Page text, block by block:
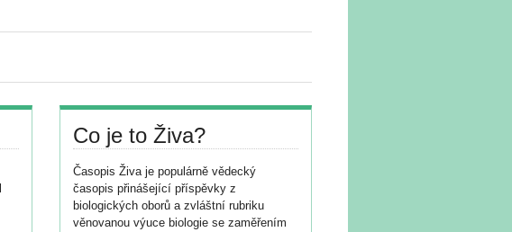
Co je to Živa?
Časopis Živa je populárně vědecký
časopis přinášející příspěvky z
biologických oborů a zvláštní rubriku
věnovanou výuce biologie se zaměřením